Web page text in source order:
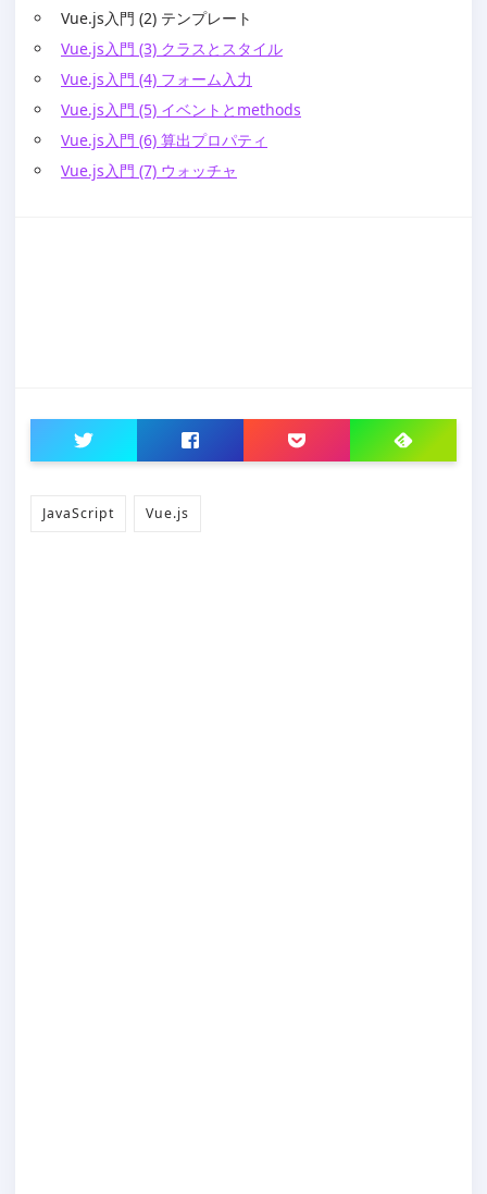
Vue.js入門 (2) テンプレート
Vue.js入門 (3) クラスとスタイル
Vue.js入門 (4) フォーム入力
Vue.js入門 (5) イベントとmethods
Vue.js入門 (6) 算出プロパティ
Vue.js入門 (7) ウォッチャ
JavaScript Vue.js